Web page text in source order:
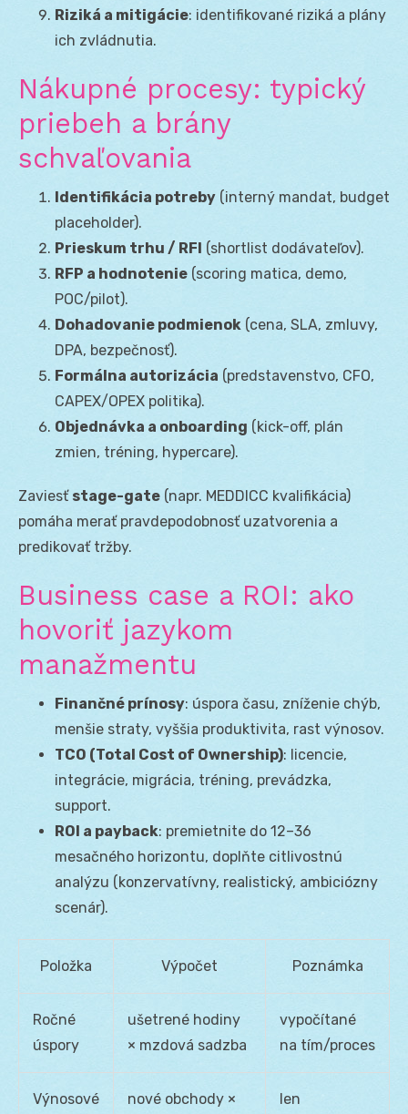
Riziká a mitigácie: identifikované riziká a plány
ich zvládnutia.
Nákupné procesy: typický
priebeh a brány
schvaľovania
Identifikácia potreby (interný mandat, budget
placeholder).
Prieskum trhu / RFI (shortlist dodávateľov).
RFP a hodnotenie (scoring matica, demo,
POC/pilot).
Dohadovanie podmienok (cena, SLA, zmluvy,
DPA, bezpečnosť).
Formálna autorizácia (predstavenstvo, CFO,
CAPEX/OPEX politika).
Objednávka a onboarding (kick-off, plán
zmien, tréning, hypercare).
Zaviesť stage-gate (napr. MEDDICC kvalifikácia)
pomáha merať pravdepodobnosť uzatvorenia a
predikovať tržby.
Business case a ROI: ako
hovoriť jazykom
manažmentu
Finančné prínosy: úspora času, zníženie chýb,
menšie straty, vyššia produktivita, rast výnosov.
TCO (Total Cost of Ownership): licencie,
integrácie, migrácia, tréning, prevádzka,
support.
ROI a payback: premietnite do 12–36
mesačného horizontu, doplňte citlivostnú
analýzu (konzervatívny, realistický, ambiciózny
scenár).
Položka Výpočet Poznámka
Ročné
úspory
ušetrené hodiny
× mzdová sadzba
vypočítané
na tím/proces
Výnosové
nové obchody ×
len